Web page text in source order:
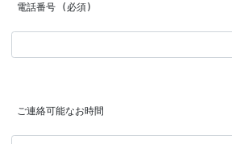
電話番号 (必須)
ご連絡可能なお時間